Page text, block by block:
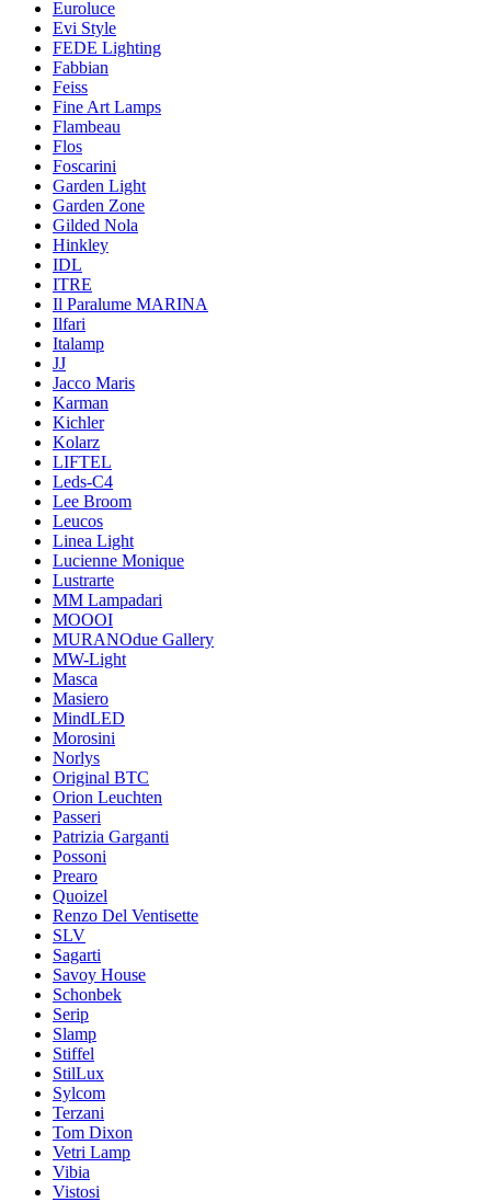
Euroluce
Evi Style
FEDE Lighting
Fabbian
Feiss
Fine Art Lamps
Flambeau
Flos
Foscarini
Garden Light
Garden Zone
Gilded Nola
Hinkley
IDL
ITRE
Il Paralume MARINA
Ilfari
Italamp
JJ
Jacco Maris
Karman
Kichler
Kolarz
LIFTEL
Leds-C4
Lee Broom
Leucos
Linea Light
Lucienne Monique
Lustrarte
MM Lampadari
MOOOI
MURANOdue Gallery
MW-Light
Masca
Masiero
MindLED
Morosini
Norlys
Original BTC
Orion Leuchten
Passeri
Patrizia Garganti
Possoni
Prearo
Quoizel
Renzo Del Ventisette
SLV
Sagarti
Savoy House
Schonbek
Serip
Slamp
Stiffel
StilLux
Sylcom
Terzani
Tom Dixon
Vetri Lamp
Vibia
Vistosi